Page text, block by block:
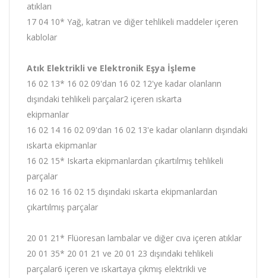
atıkları
17 04 10* Yağ, katran ve diğer tehlikeli maddeler içeren
kablolar
Atık Elektrikli ve Elektronik Eşya İşleme
16 02 13* 16 02 09'dan 16 02 12'ye kadar olanların
dışındaki tehlikeli parçalar2 içeren ıskarta
ekipmanlar
16 02 14 16 02 09'dan 16 02 13'e kadar olanların dışındaki
ıskarta ekipmanlar
16 02 15* Iskarta ekipmanlardan çıkartılmış tehlikeli
parçalar
16 02 16 16 02 15 dışındaki ıskarta ekipmanlardan
çıkartılmış parçalar
20 01 21* Flüoresan lambalar ve diğer cıva içeren atıklar
20 01 35* 20 01 21 ve 20 01 23 dışındaki tehlikeli
parçalar6 içeren ve ıskartaya çıkmış elektrikli ve